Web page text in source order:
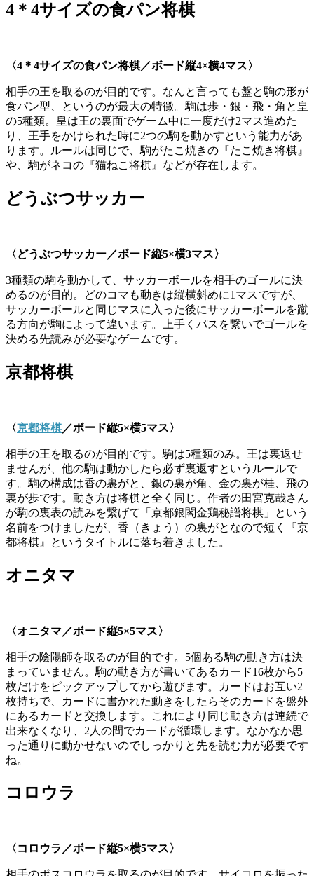
4＊4サイズの食パン将棋
〈4＊4サイズの食パン将棋／ボード縦4×横4マス〉
相手の王を取るのが目的です。なんと言っても盤と駒の形が
食パン型、というのが最大の特徴。駒は歩・銀・飛・角と皇
の5種類。皇は王の裏面でゲーム中に一度だけ2マス進めた
り、王手をかけられた時に2つの駒を動かすという能力があ
ります。ルールは同じで、駒がたこ焼きの『たこ焼き将棋』
や、駒がネコの『猫ねこ将棋』などが存在します。
どうぶつサッカー
〈どうぶつサッカー／ボード縦5×横3マス〉
3種類の駒を動かして、サッカーボールを相手のゴールに決
めるのが目的。どのコマも動きは縦横斜めに1マスですが、
サッカーボールと同じマスに入った後にサッカーボールを蹴
る方向が駒によって違います。上手くパスを繋いでゴールを
決める先読みが必要なゲームです。
京都将棋
〈京都将棋／ボード縦5×横5マス〉
相手の王を取るのが目的です。駒は5種類のみ。王は裏返せ
ませんが、他の駒は動かしたら必ず裏返すというルールで
す。駒の構成は香の裏がと、銀の裏が角、金の裏が桂、飛の
裏が歩です。動き方は将棋と全く同じ。作者の田宮克哉さん
が駒の裏表の読みを繋げて「京都銀閣金鶏秘譜将棋」という
名前をつけましたが、香（きょう）の裏がとなので短く『京
都将棋』というタイトルに落ち着きました。
オニタマ
〈オニタマ／ボード縦5×5マス〉
相手の陰陽師を取るのが目的です。5個ある駒の動き方は決
まっていません。駒の動き方が書いてあるカード16枚から5
枚だけをピックアップしてから遊びます。カードはお互い2
枚持ちで、カードに書かれた動きをしたらそのカードを盤外
にあるカードと交換します。これにより同じ動き方は連続で
出来なくなり、2人の間でカードが循環します。なかなか思
った通りに動かせないのでしっかりと先を読む力が必要です
ね。
コロウラ
〈コロウラ／ボード縦5×横5マス〉